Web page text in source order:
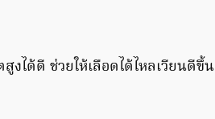
ได้ดี ช่วยให้เลือดได้ไหลเวียนดีขึ้น